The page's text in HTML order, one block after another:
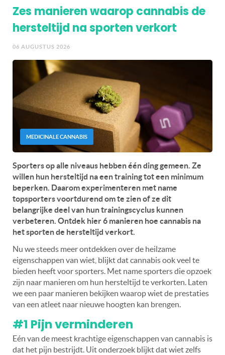
Zes manieren waarop cannabis de
hersteltijd na sporten verkort
06 AUGUSTUS 2026
MEDICINALE CANNABIS
Sporters op alle niveaus hebben één ding gemeen. Ze
willen hun hersteltijd na een training tot een minimum
beperken. Daarom experimenteren met name
topsporters voortdurend om te zien of ze dit
belangrijke deel van hun trainingscyclus kunnen
verbeteren. Ontdek hier 6 manieren hoe cannabis na
het sporten de hersteltijd verkort.
Nu we steeds meer ontdekken over de heilzame
eigenschappen van wiet, blijkt dat cannabis ook veel te
bieden heeft voor sporters. Met name sporters die opzoek
zijn naar manieren om hun hersteltijd te verkorten. Laten
we een paar manieren bekijken waarop wiet de prestaties
van een atleet naar nieuwe hoogten kan brengen.
#1 Pijn verminderen
Eén van de meest krachtige eigenschappen van cannabis is
dat het pijn bestrijdt. Uit onderzoek blijkt dat wiet zelfs